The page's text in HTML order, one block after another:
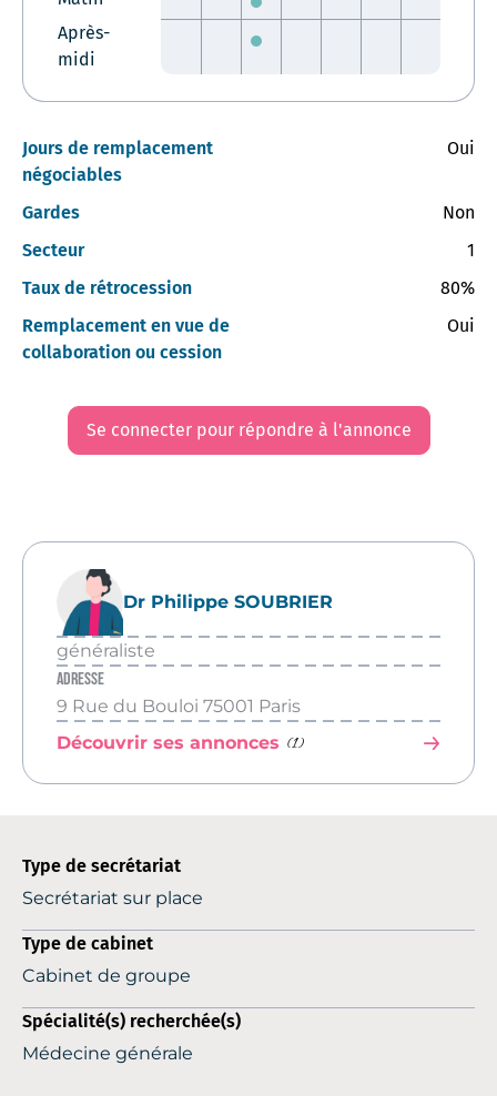
Après-
midi
Jours de remplacement
négociables
Oui
Gardes
Non
Secteur
1
Taux de rétrocession
80%
Remplacement en vue de
collaboration ou cession
Oui
Se connecter pour répondre à l'annonce
Dr Philippe SOUBRIER
généraliste
Adresse
9 Rue du Bouloi 75001 Paris
Découvrir ses annonces (1)
Type de secrétariat
Secrétariat sur place
Type de cabinet
Cabinet de groupe
Spécialité(s) recherchée(s)
Médecine générale